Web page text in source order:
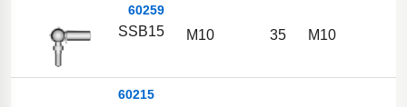
60259
SSB15 M10 35 M10
60215